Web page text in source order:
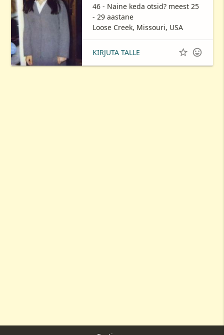
46 - Naine keda otsid? meest 25
- 29 aastane
Loose Creek, Missouri, USA
KIRJUTA TALLE  